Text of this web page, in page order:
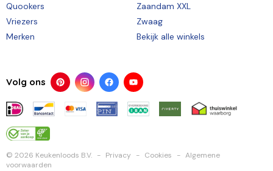
Quookers
Vriezers
Merken
Zaandam XXL
Zwaag
Bekijk alle winkels
Volg ons
© 2026 Keukenloods B.V. Privacy Cookies
Algemene
voorwaarden